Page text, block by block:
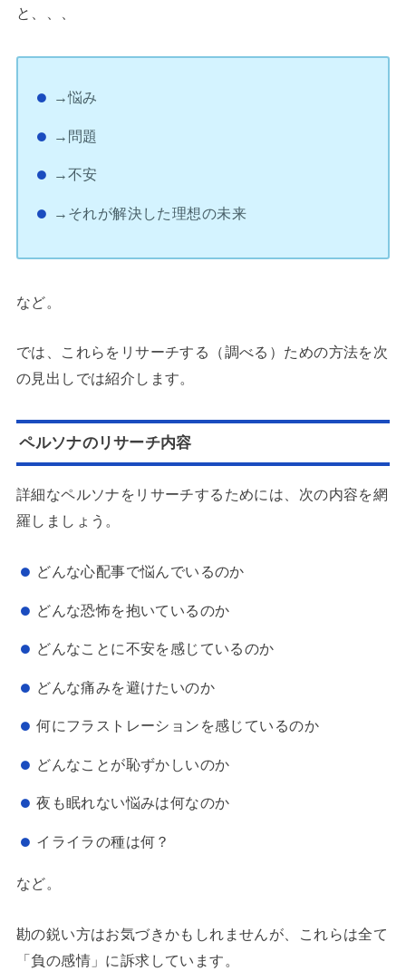
と、、、
→悩み
→問題
→不安
→それが解決した理想の未来
など。
では、これらをリサーチする（調べる）ための方法を次
の見出しでは紹介します。
ペルソナのリサーチ内容
詳細なペルソナをリサーチするためには、次の内容を網
羅しましょう。
どんな心配事で悩んでいるのか
どんな恐怖を抱いているのか
どんなことに不安を感じているのか
どんな痛みを避けたいのか
何にフラストレーションを感じているのか
どんなことが恥ずかしいのか
夜も眠れない悩みは何なのか
イライラの種は何？
など。
勘の鋭い方はお気づきかもしれませんが、これらは全て
「負の感情」に訴求しています。